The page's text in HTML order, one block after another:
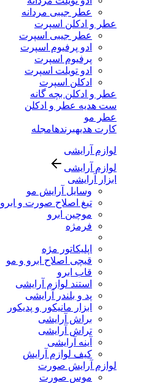
عطر جیبی مردانه
عطر و ادکلن اسپرت
عطر جیبی اسپرت
ادو پرفیوم اسپرت
پرفیوم اسپرت
ادو تویلت اسپرت
ادکلن اسپرت
عطر و ادکلن بچه گانه
ست هدیه عطر و ادکلن
عطر مو
کارت هدیهبرندهامجله
لوازم آرایشی
لوازم آرایشی
ابزار آرایشی
وسایل آرایش مو
تیغ اصلاح صورت و ابرو
موچین ابرو
فرمژه
اپلیکاتور مژه
قیچی اصلاح ابرو و مو
قاب ابرو
استند لوازم آرایشی
پد و بلندر آرایشی
ابزار مانیکور و پدیکور
براش آرایشی
تراش آرایشی
آینه آرایشی
کیف لوازم آرایش
لوازم آرایش صورت
موس صورت